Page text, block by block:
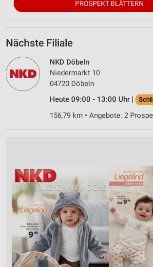
PROSPEKT BLÄTTERN
Nächste Filiale
NKD Döbeln
Niedermarkt 10
04720 Döbeln
Heute 09:00 - 13:00 Uhr |
156,79 km • Angebote: 2